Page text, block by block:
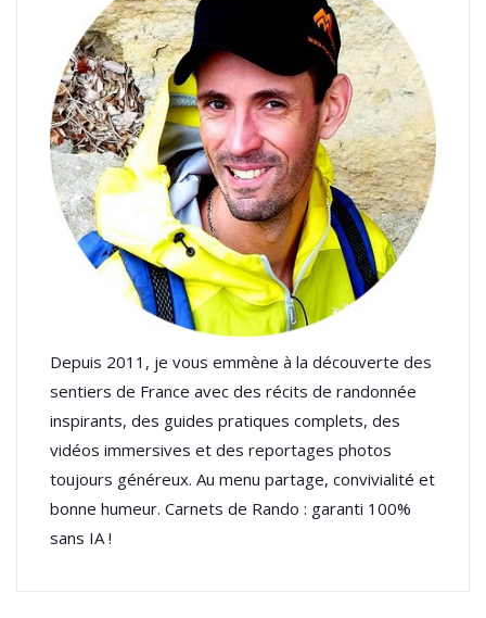
Depuis 2011, je vous emmène à la découverte des
sentiers de France avec des récits de randonnée
inspirants, des guides pratiques complets, des
vidéos immersives et des reportages photos
toujours généreux. Au menu partage, convivialité et
bonne humeur. Carnets de Rando : garanti 100%
sans IA !